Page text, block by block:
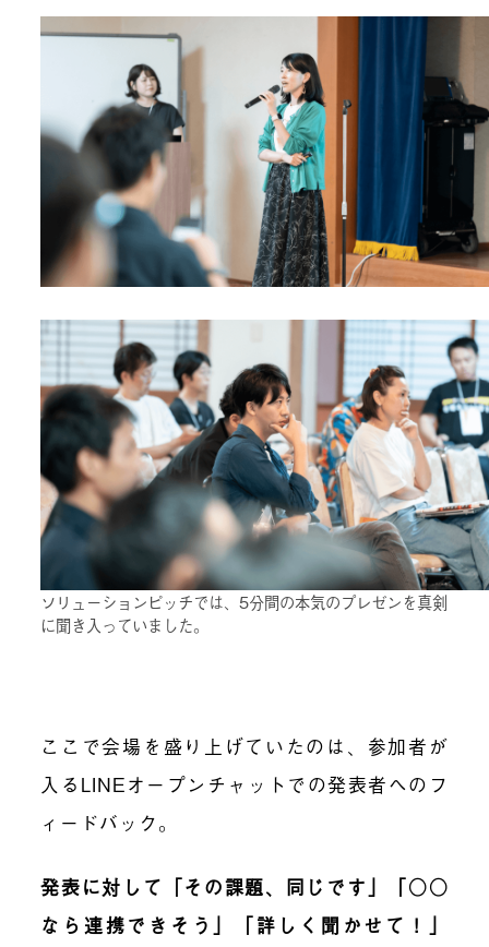
ソリューションピッチでは、5分間の本気のプレゼンを真剣
に聞き入っていました。
ここで会場を盛り上げていたのは、参加者が
入るLINEオープンチャットでの発表者へのフ
ィードバック。
発表に対して「その課題、同じです」「○○
なら連携できそう」「詳しく聞かせて！」